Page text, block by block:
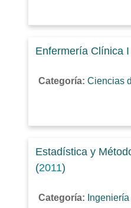
Enfermería Clínica
Categoría: Ciencias
Estadística y
(2011)
Categoría: